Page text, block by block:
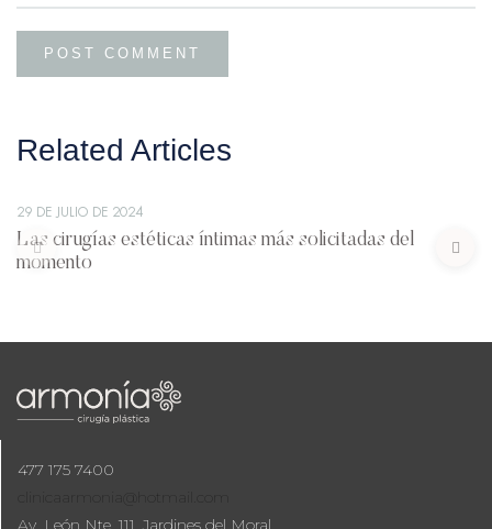
Related Articles
29 DE JULIO DE 2024
Las cirugías estéticas íntimas más solicitadas del
momento
477 175 7400
clinicaarmonia@hotmail.com
Av. León Nte. 111, Jardines del Moral,